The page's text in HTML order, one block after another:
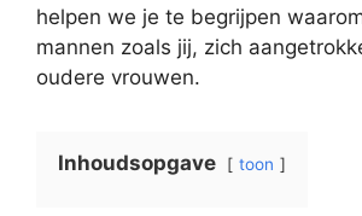
helpen we je te begrijpen
mannen zoals jij, zich
oudere vrouwen.
Inhoudsopgave toon